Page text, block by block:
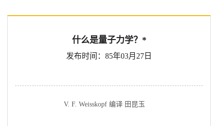
什么是量子力学？*
发布时间：85年03月27日
V. F. Weisskopf 编译 田昆玉